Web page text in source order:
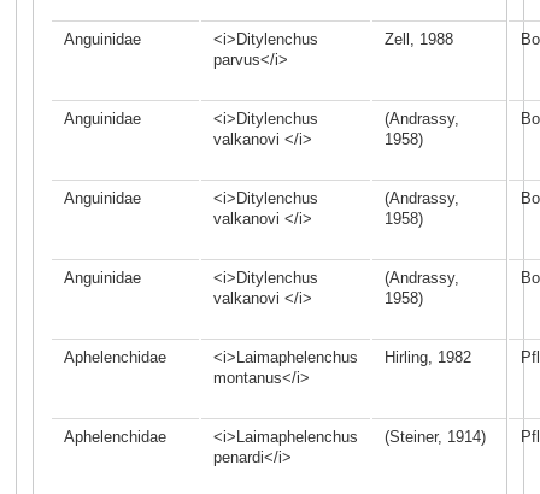
Anguinidae
<i>Ditylenchus
parvus</i>
Zell, 1988
Anguinidae
<i>Ditylenchus
valkanovi </i>
(Andrassy,
1958)
Anguinidae
<i>Ditylenchus
valkanovi </i>
(Andrassy,
1958)
Anguinidae
<i>Ditylenchus
valkanovi </i>
(Andrassy,
1958)
Aphelenchidae
<i>Laimaphelenchus
montanus</i>
Hirling, 1982
Aphelenchidae
<i>Laimaphelenchus
penardi</i>
(Steiner, 1914)